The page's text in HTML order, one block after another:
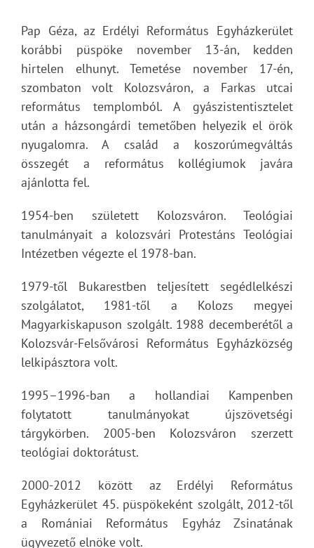
Pap Géza, az Erdélyi Református Egyházkerület
korábbi püspöke november 13-án, kedden
hirtelen elhunyt. Temetése november 17-én,
szombaton volt Kolozsváron, a Farkas utcai
református templomból. A gyászistentisztelet
után a házsongárdi temetőben helyezik el örök
nyugalomra. A család a koszorúmegváltás
összegét a református kollégiumok javára
ajánlotta fel.
1954-ben született Kolozsváron. Teológiai
tanulmányait a kolozsvári Protestáns Teológiai
Intézetben végezte el 1978-ban.
1979-től Bukarestben teljesített segédlelkészi
szolgálatot, 1981-től a Kolozs megyei
Magyarkiskapuson szolgált. 1988 decemberétől a
Kolozsvár-Felsővárosi Református Egyházközség
lelkipásztora volt.
1995–1996-ban a hollandiai Kampenben
folytatott tanulmányokat újszövetségi
tárgykörben. 2005-ben Kolozsváron szerzett
teológiai doktorátust.
2000-2012 között az Erdélyi Református
Egyházkerület 45. püspökeként szolgált, 2012-től
a Romániai Református Egyház Zsinatának
ügyvezető elnöke volt.